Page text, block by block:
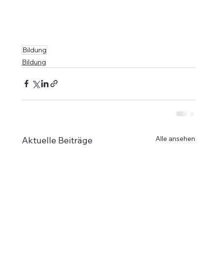
Bildung
Bildung
Aktuelle Beiträge Alle ansehen